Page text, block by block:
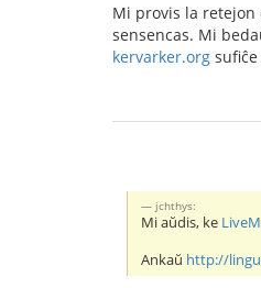
Mi provis la
sensencas. Mi
kervarker.org
jchthys:
Mi aŭdis, ke
Ankaŭ http://